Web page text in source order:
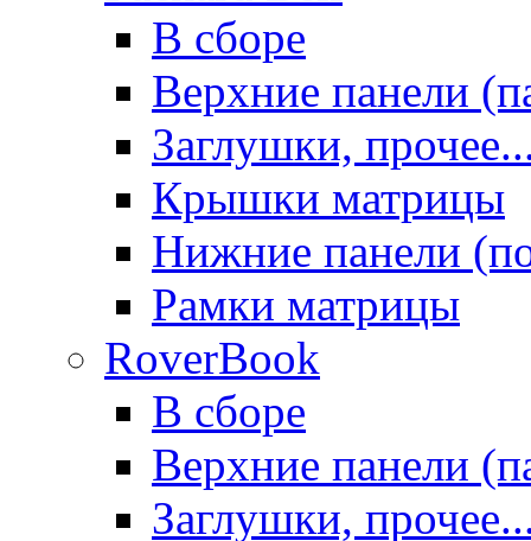
В сборе
Верхние панели
Заглушки,
Крышки матрицы
Нижние панели
Рамки матрицы
RoverBook
В сборе
Верхние панели
Заглушки,